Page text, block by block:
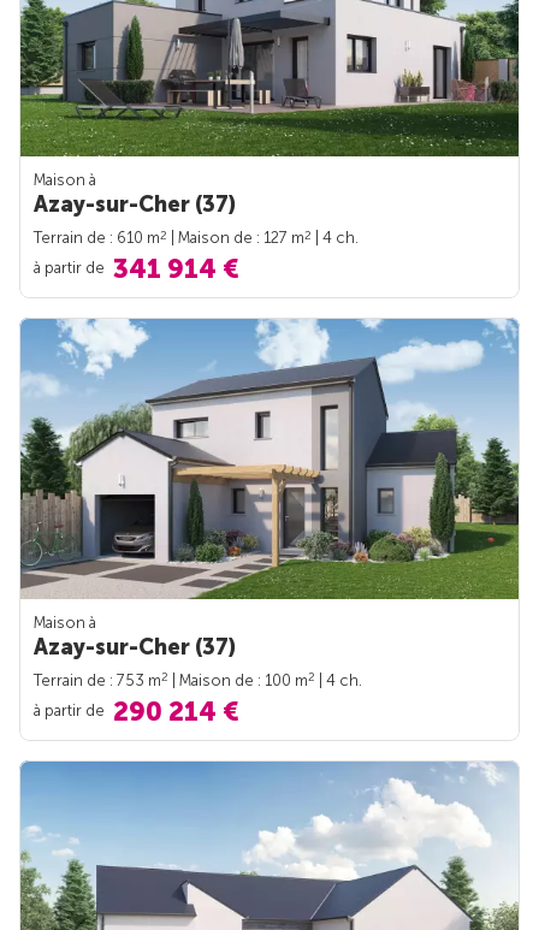
Maison à
Azay-sur-Cher (37)
Terrain de : 610 m2 | Maison de : 127 m2
| 4 ch.
à partir de 341 914 €
Maison à
Azay-sur-Cher (37)
Terrain de : 753 m2 | Maison de : 100 m2
| 4 ch.
à partir de 290 214 €